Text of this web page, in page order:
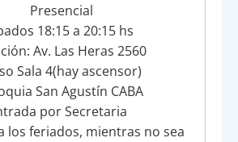
Presencial
18:15 a 20:15 hs
Av. Las Heras 2560
Sala 4(hay ascensor)
San Agustín CABA
por Secretaria
los feriados, mientras no sea